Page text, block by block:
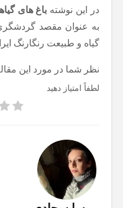
در این نوشته باغ های
به عنوان مقصد
گیاه و طبیعت رنگارنگ
نظر شما در مورد این
لطفاً امتیاز دهید